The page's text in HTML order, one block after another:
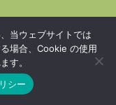
トップ
当ウェブサイトでは
場合、Cookie の使用
す。
シー